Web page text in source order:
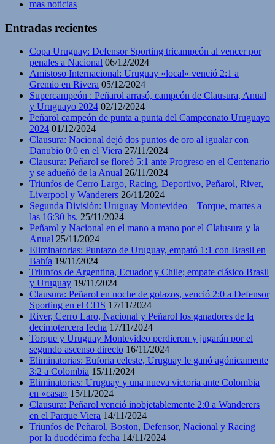
mas noticias
Entradas recientes
Copa Uruguay: Defensor Sporting tricampeón al vencer por
penales a Nacional 06/12/2024
Amistoso Internacional: Uruguay «local» venció 2:1 a
Gremio en Rivera 05/12/2024
Supercampeón : Peñarol arrasó, campeón de Clausura, Anual
y Uruguayo 2024 02/12/2024
Peñarol campeón de punta a punta del Campeonato Uruguayo
2024 01/12/2024
Clausura: Nacional dejó dos puntos de oro al igualar con
Danubio 0:0 en el Viera 27/11/2024
Clausura: Peñarol se floreó 5:1 ante Progreso en el Centenario
y se adueñó de la Anual 26/11/2024
Triunfos de Cerro Largo, Racing, Deportivo, Peñarol, River,
Liverpool y Wanderers 26/11/2024
Segunda División: Uruguay Montevideo – Torque, martes a
las 16:30 hs. 25/11/2024
Peñarol y Nacional en el mano a mano por el Claiusura y la
Anual 25/11/2024
Eliminatorias: Puntazo de Uruguay, empató 1:1 con Brasil en
Bahía 19/11/2024
Triunfos de Argentina, Ecuador y Chile; empate clásico Brasil
y Uruguay 19/11/2024
Clausura: Peñarol en noche de golazos, venció 2:0 a Defensor
Sporting en el CDS 17/11/2024
River, Cerro Laro, Nacional y Peñarol los ganadores de la
decimotercera fecha 17/11/2024
Torque y Uruguay Montevideo perdieron y jugarán por el
segundo ascenso directo 16/11/2024
Eliminatorias: Euforia celeste, Uruguay le ganó agónicamente
3:2 a Colombia 15/11/2024
Eliminatorias: Uruguay y una nueva victoria ante Colombia
en «casa» 15/11/2024
Clausura: Peñarol venció inobjetablemente 2:0 a Wanderers
en el Parque Viera 14/11/2024
Triunfos de Peñarol, Boston, Defensor, Nacional y Racing
por la duodécima fecha 14/11/2024